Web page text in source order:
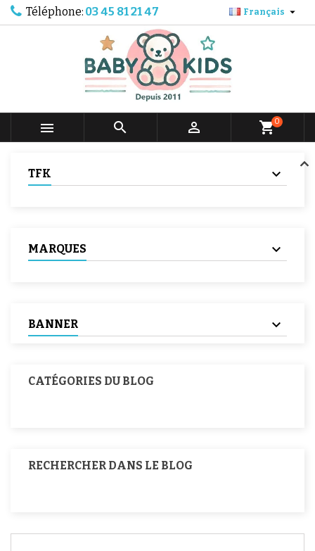
Téléphone: 03 45 81 21 47 Français 
   shopping_cart0
TFK
MARQUES
BANNER
CATÉGORIES DU BLOG
RECHERCHER DANS LE BLOG